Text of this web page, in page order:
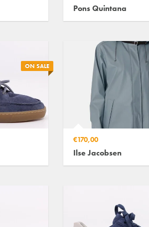
Pons Quintana
ON SALE
€170,00
Ilse Jacobsen